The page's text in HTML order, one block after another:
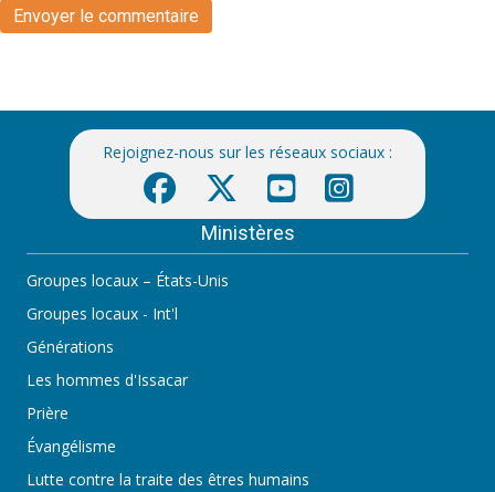
Rejoignez-nous sur les réseaux sociaux :
Ministères
Groupes locaux – États-Unis
Groupes locaux - Int'l
Générations
Les hommes d'Issacar
Prière
Évangélisme
Lutte contre la traite des êtres humains